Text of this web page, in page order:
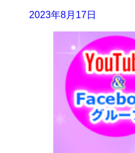
2023年8月17日